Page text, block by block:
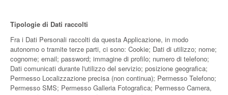
Tipologie di Dati raccolti
Fra i Dati Personali raccolti da questa Applicazione, in modo
autonomo o tramite terze parti, ci sono: Cookie; Dati di utilizzo; nome;
cognome; email; password; immagine di profilo; numero di telefono;
Dati comunicati durante l'utilizzo del servizio; posizione geografica;
Permesso Localizzazione precisa (non continua); Permesso Telefono;
Permesso SMS; Permesso Galleria Fotografica; Permesso Camera,